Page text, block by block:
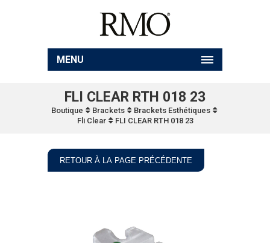
MENU
FLI CLEAR RTH 018 23
Boutique Brackets
Brackets Esthétiques
Fli Clear
FLI CLEAR RTH 018 23
RETOUR À LA PAGE PRÉCÉDENTE